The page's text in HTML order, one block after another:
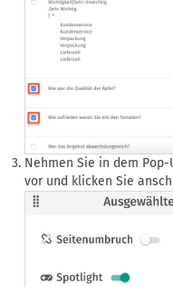
Nehmen Sie in dem
vor und klicken Sie